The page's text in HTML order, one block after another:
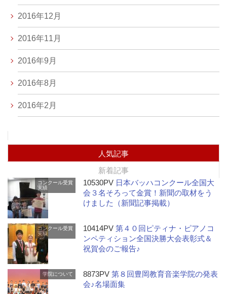
2016年12月
2016年11月
2016年9月
2016年8月
2016年2月
人気記事
新着記事
コンクール受賞
実績
10530PV 日本バッハコンクール全国大
会３名そろって金賞！新聞の取材をう
けました（新聞記事掲載）
コンクール受賞
実績
10414PV第４０回ピティナ・ピアノコ
ンペティション全国決勝大会表彰式＆
祝賀会のご報告♪
学院について 8873PV第８回豊岡教育音楽学院の発表
会♪名場面集